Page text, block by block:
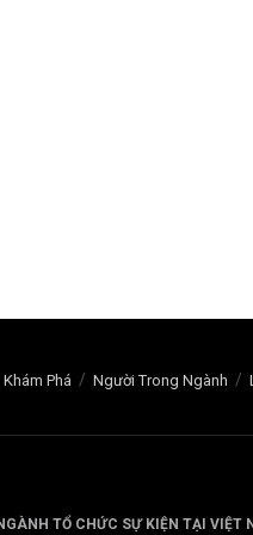
Khám Phá Người Trong Ngành
TỔ CHỨC SỰ KIỆN TẠI VIỆT